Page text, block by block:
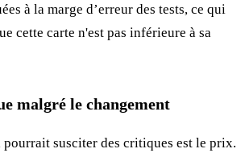
à la marge d’erreur des tests, ce qui
cette carte n'est pas inférieure à sa
malgré le changement
pourrait susciter des critiques est le prix.